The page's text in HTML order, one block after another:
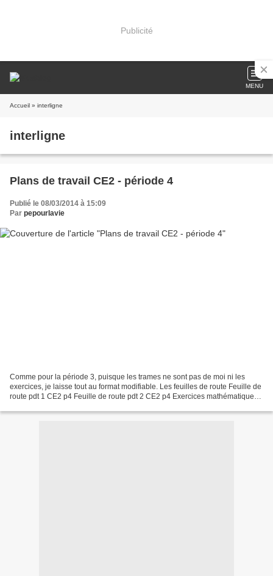
Publicité
MENU
Accueil » interligne
interligne
Plans de travail CE2 - période 4
Publié le 08/03/2014 à 15:09
Par pepourlavie
Comme pour la période 3, puisque les trames ne sont pas de moi ni les
exercices, je laisse tout au format modifiable. Les feuilles de route Feuille de
route pdt 1 CE2 p4 Feuille de route pdt 2 CE2 p4 Exercices mathématiques